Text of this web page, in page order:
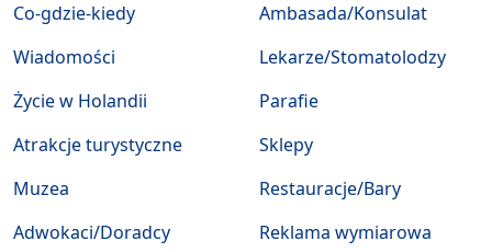
Co-gdzie-kiedy
Wiadomości
Życie w Holandii
Atrakcje turystyczne
Muzea
Ambasada/Konsulat
Lekarze/Stomatolodzy
Parafie
Sklepy
Restauracje/Bary
Adwokaci/Doradcy
Reklama wymiarowa